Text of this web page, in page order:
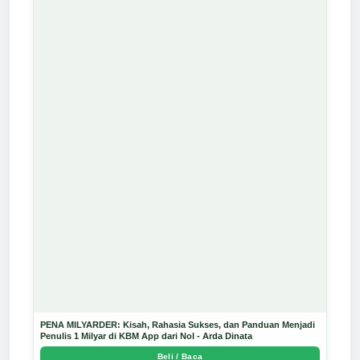
PENA MILYARDER: Kisah, Rahasia Sukses, dan Panduan Menjadi
Penulis 1 Milyar di KBM App dari Nol - Arda Dinata
Beli / Baca